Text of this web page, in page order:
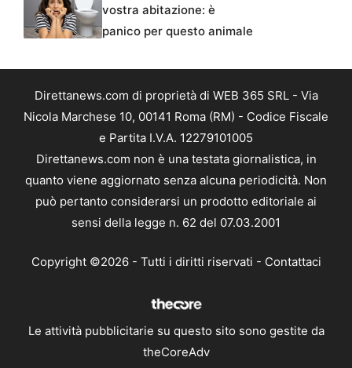
vostra abitazione: è
panico per questo animale
Direttanews.com di proprietà di WEB 365 SRL - Via
Nicola Marchese 10, 00141 Roma (RM) - Codice Fiscale
e Partita I.V.A. 12279101005
Direttanews.com non è una testata giornalistica, in
quanto viene aggiornato senza alcuna periodicità. Non
può pertanto considerarsi un prodotto editoriale ai
sensi della legge n. 62 del 07.03.2001
Copyright ©2026 - Tutti i diritti riservati - Contattaci
Le attività pubblicitarie su questo sito sono gestite da
theCoreAdv